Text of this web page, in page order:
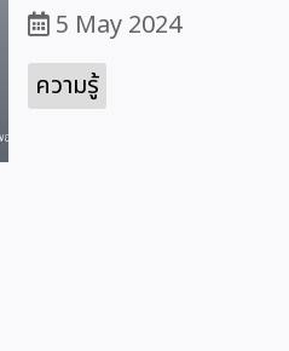
5 May 2024
ความรู้